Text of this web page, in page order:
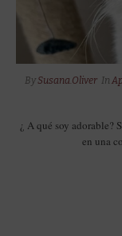
By Susana.Oliver In
¿ A qué soy adorable?
en una